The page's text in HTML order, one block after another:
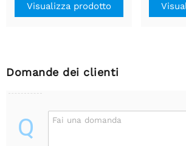
Visualizza prodotto
Domande dei clienti
Q Fai una domanda